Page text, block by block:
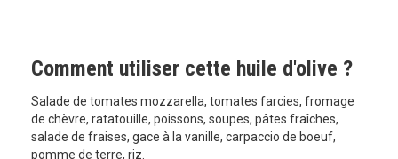
Comment utiliser cette huile d'olive ?
Salade de tomates mozzarella, tomates farcies, fromage
de chèvre, ratatouille, poissons, soupes, pâtes fraîches,
salade de fraises, gace à la vanille, carpaccio de boeuf,
pomme de terre, riz.